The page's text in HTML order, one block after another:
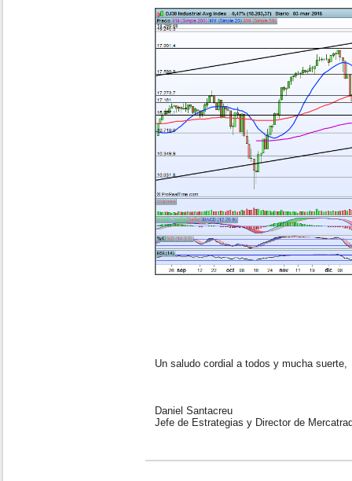
Un saludo cordial a todos y mucha suerte,
Daniel Santacreu
Jefe de Estrategias y Director de